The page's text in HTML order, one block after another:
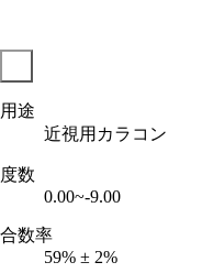
用途
近視用カラコン
度数
0.00~-9.00
合数率
59% ± 2%